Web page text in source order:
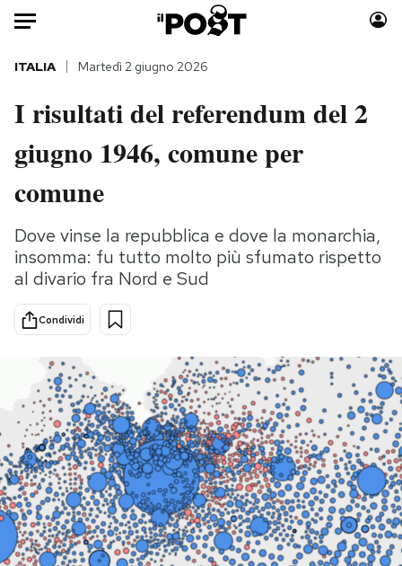
Auto
HOME
Italia
Politica
Tecnologia
Internet
Scienza
Cultura
Economia
Sport
Moda
Storie/Idee
Ok Boomer!
Mondiali calcio 2026
PODCAST
NEWSLETTER
I MIEI PREFERITI
ITALIA Martedì 2 giugno 2026
I risultati del referendum del 2
giugno 1946, comune per
comune
Dove vinse la repubblica e dove la monarchia,
insomma: fu tutto molto più sfumato rispetto
al divario fra Nord e Sud
Condividi